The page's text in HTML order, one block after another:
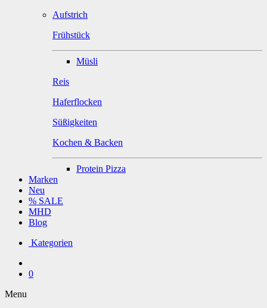
Aufstrich
Frühstück
Müsli
Reis
Haferflocken
Süßigkeiten
Kochen & Backen
Protein Pizza
Marken
Neu
% SALE
MHD
Blog
Kategorien
0
Menu